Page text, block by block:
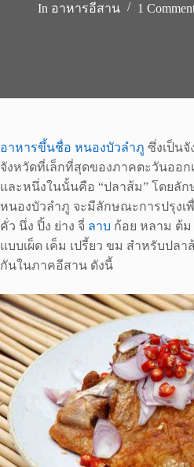
In อาหารอีสาน 1
อาหารขึ้นชื่อ หนองบัวลำภู ซึ่งเป็น
จังหวัดที่เล็กที่สุดของภาคตะวันออก
และหนึ่งในนั้นคือ “ปลาส้ม” โดยลั
หนองบัวลำภู จะมีลักษณะการปรุงเ
คั่ว นึ่ง ปิ้ง ย่าง จี่ ลาบ ก้อย หลาม ต้
แบบเผ็ด เค็ม เปรี้ยว ขม สำหรับปล
กันในภาคอีสาน ดังนี้